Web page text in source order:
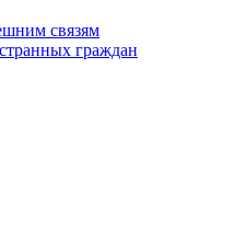
связям
граждан